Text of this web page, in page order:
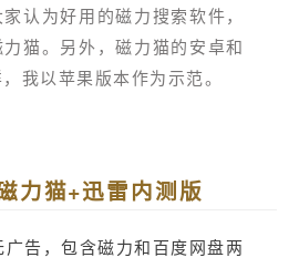
认为好用的磁力搜索软件，
猫。另外，磁力猫的安卓和
我以苹果版本作为示范。
力猫+迅雷内测版
告，包含磁力和百度网盘两